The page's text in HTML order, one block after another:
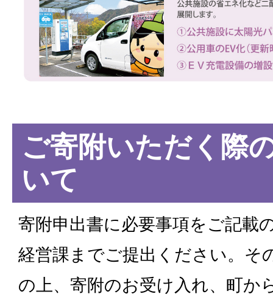
ご寄附いただく際
いて
寄附申出書に必要事項をご記載
経営課までご提出ください。そ
の上、寄附のお受け入れ、町か